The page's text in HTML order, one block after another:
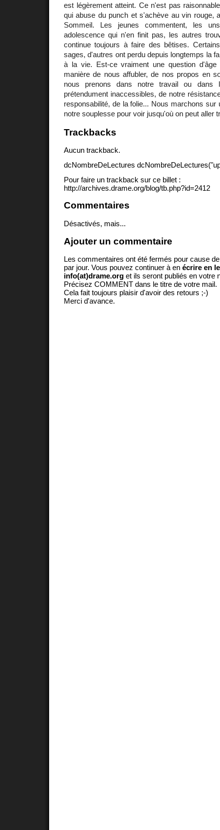
est légèrement atteint. Ce n'est pas
qui abuse du punch et s'achève au vin rouge,
Sommeil. Les jeunes commentent, les
adolescence qui n'en finit pas, les autres
continue toujours à faire des bêtises.
sages, d'autres ont perdu depuis longtemps la
à la vie. Est-ce vraiment une question
manière de nous affubler, de nos propos en
nous prenons dans notre travail ou
prétendument inaccessibles, de notre
responsabilité, de la folie... Nous marchons sur
notre souplesse pour voir jusqu'où on peut aller
Trackbacks
Aucun trackback.
dcNombreDeLectures
Pour faire un trackback sur ce billet :
http://archives.drame.org/blog/tb.php?id=2412
Commentaires
Désactivés, mais...
Ajouter un commentaire
Les commentaires ont été fermés pour cause
par jour. Vous pouvez continuer à en écrire en
info(at)drame.org et ils seront publiés en votre
Précisez COMMENT dans le titre de votre mail.
Cela fait toujours plaisir d'avoir des retours ;-)
Merci d'avance.